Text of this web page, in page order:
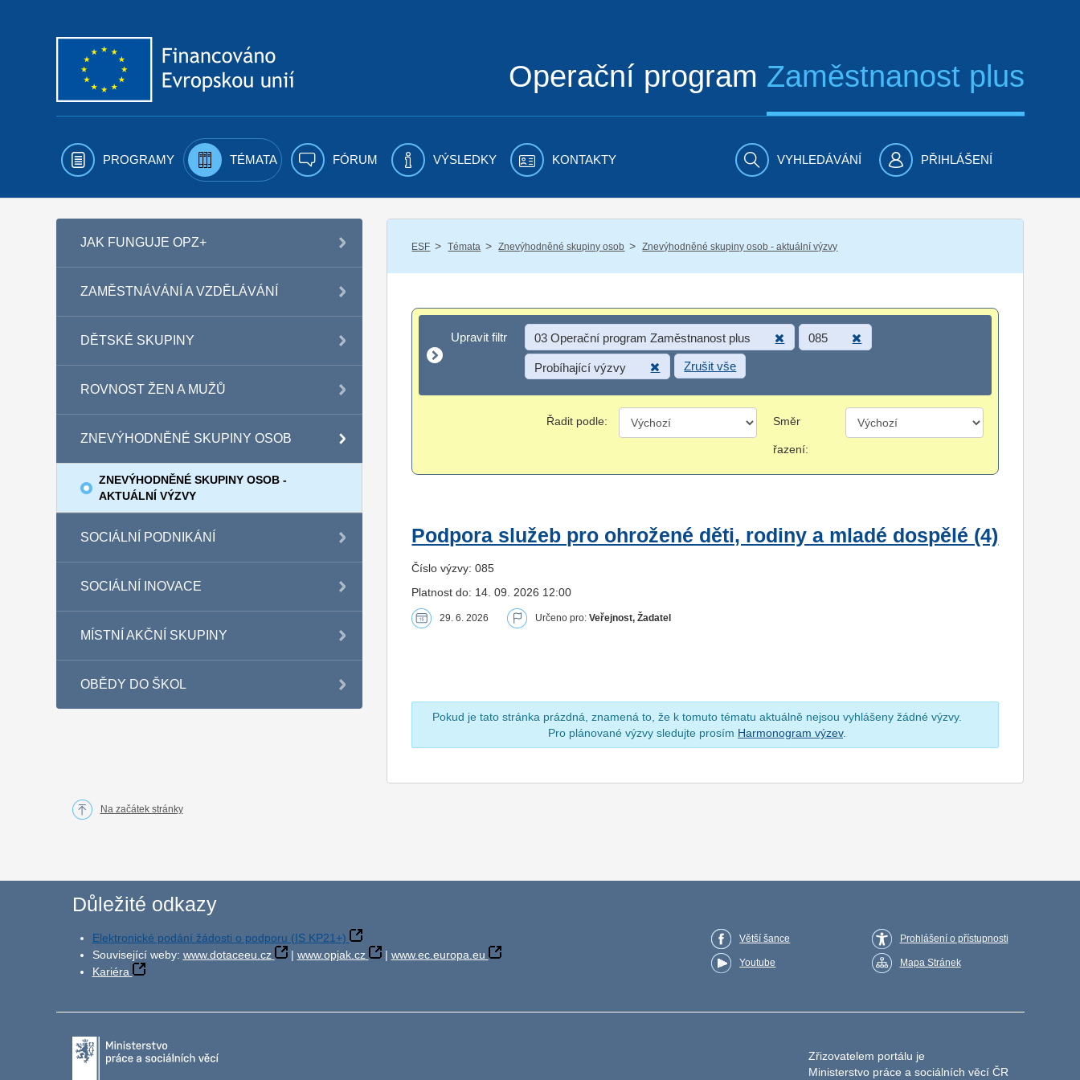
Operační program Zaměstnanost plus
PROGRAMY TÉMATA FÓRUM VÝSLEDKY KONTAKTY VYHLEDÁVÁNÍ PŘIHLÁŠENÍ
JAK FUNGUJE OPZ+
ZAMĚSTNÁVÁNÍ A VZDĚLÁVÁNÍ
DĚTSKÉ SKUPINY
ROVNOST ŽEN A MUŽŮ
ZNEVÝHODNĚNÉ SKUPINY OSOB
ZNEVÝHODNĚNÉ SKUPINY OSOB -
AKTUÁLNÍ VÝZVY
SOCIÁLNÍ PODNIKÁNÍ
SOCIÁLNÍ INOVACE
MÍSTNÍ AKČNÍ SKUPINY
OBĚDY DO ŠKOL
ESF / Témata / Znevýhodněné skupiny osob / Znevýhodněné skupiny osob - aktuální výzvy
Upravit filtr
Upravit filtr 03 Operační program Zaměstnanost plus 085
Probíhající výzvy Zrušit vše
Řadit podle: Směr
řazení:
Podpora služeb pro ohrožené děti, rodiny a mladé dospělé (4)
Číslo výzvy: 085
Platnost do: 14. 09. 2026 12:00
29. 6. 2026 Určeno pro:Veřejnost, Žadatel
Pokud je tato stránka prázdná, znamená to, že k tomuto tématu aktuálně nejsou vyhlášeny žádné výzvy.
Pro plánované výzvy sledujte prosím Harmonogram výzev.
Na začátek stránky
Důležité odkazy
Elektronické podání žádosti o podporu (IS KP21+)
Související weby: www.dotaceeu.cz | www.opjak.cz | www.ec.europa.eu
Kariéra
Větší šance
Youtube
Prohlášení o přístupnosti
Mapa Stránek
Zřizovatelem portálu je
Ministerstvo práce a sociálních věcí ČR